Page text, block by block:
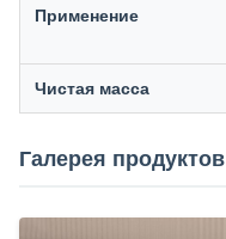
Применение
Чистая масса
Галерея продуктов